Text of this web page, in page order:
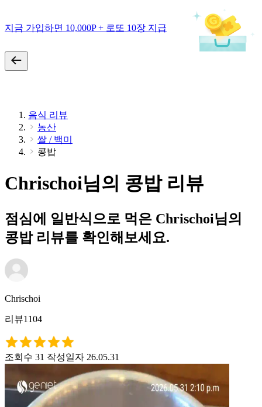
지금 가입하면 10,000P + 로또 10장 지급
음식 리뷰
농산
쌀 / 백미
콩밥
Chrischoi님의 콩밥 리뷰
점심에 일반식으로 먹은 Chrischoi님의
콩밥 리뷰를 확인해보세요.
Chrischoi
리뷰1104
조회수 31 작성일자 26.05.31